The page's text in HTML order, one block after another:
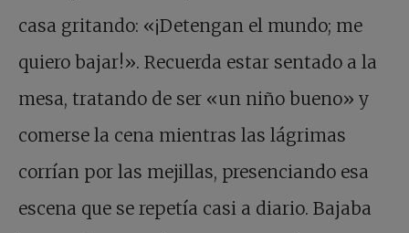
casa gritando: «¡Detengan el mundo; me
quiero bajar!». Recuerda estar sentado a la
mesa, tratando de ser «un niño bueno» y
comerse la cena mientras las lágrimas
corrían por las mejillas, presenciando esa
escena que se repetía casi a diario. Bajaba